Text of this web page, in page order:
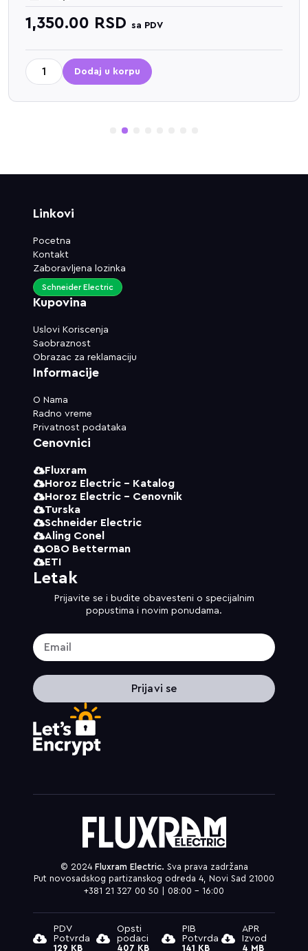
1,350.00 RSD sa PDV
Dodaj u korpu
5
Linkovi
Pocetna
Kontakt
Zaboravljena lozinka
Kupovina
Uslovi Koriscenja
Saobraznost
Obrazac za reklamaciju
Schneider Electric
Informacije
O Nama
Radno vreme
Privatnost podataka
Cenovnici
Fluxram
Horoz Electric - Katalog
Horoz Electric - Cenovnik
Turska
Schneider Electric
Aling Conel
OBO Betterman
ETI
Letak
Prijavite se i budite obavesteni o specijalnim
popustima i novim ponudama.
Prijavi se
© 2024 Fluxram Electric. Sva prava zadržana
Put novosadskog partizanskog odreda 4, Novi Sad 21000
+381 21 327 00 50 | 08:00 – 16:00
PDV
Potvrda
129 KB
Opsti
podaci
407 KB
PIB
Potvrda
141 KB
APR
Izvod
4 MB